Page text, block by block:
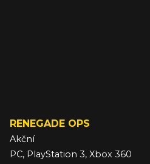
RENEGADE OPS
Akční
PC, PlayStation 3, Xbox 360